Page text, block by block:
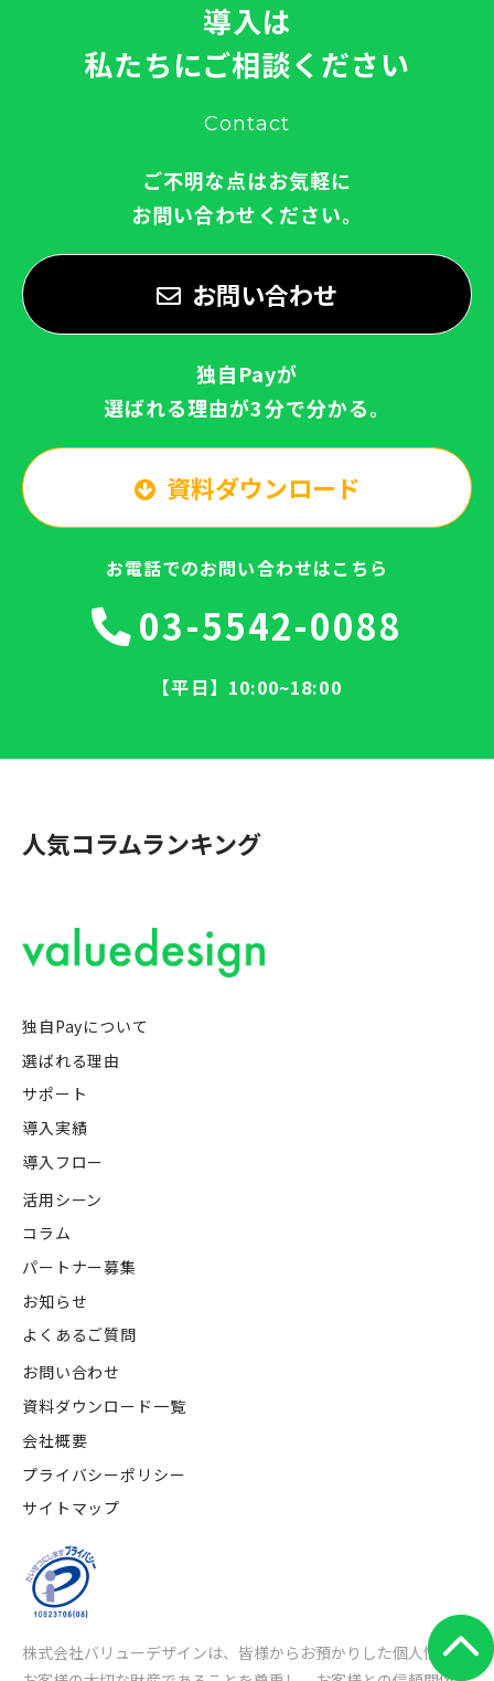
導入は
私たちにご相談ください
Contact
ご不明な点はお気軽に
お問い合わせください。
お問い合わせ
独自Payが
選ばれる理由が3分で分かる。
資料ダウンロード
お電話でのお問い合わせはこちら
03-5542-0088
【平日】10:00~18:00
人気コラムランキング
独自Payについて
選ばれる理由
サポート
導入実績
導入フロー
活用シーン
コラム
パートナー募集
お知らせ
よくあるご質問
お問い合わせ
資料ダウンロード一覧
会社概要
プライバシーポリシー
サイトマップ
株式会社バリューデザインは、皆様からお預かりした個人情報は